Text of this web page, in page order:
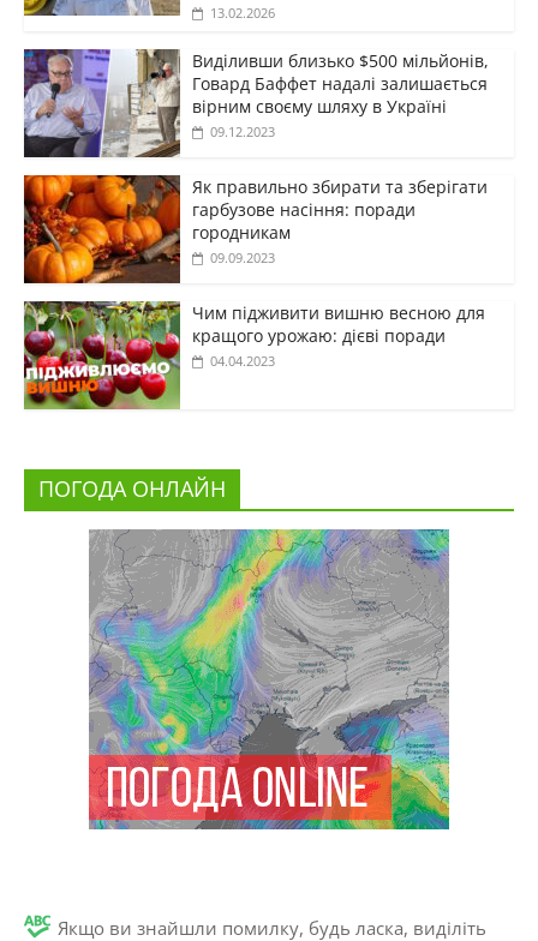
13.02.2026
Виділивши близько $500 мільйонів,
Говард Баффет надалі залишається
вірним своєму шляху в Україні
09.12.2023
Як правильно збирати та зберігати
гарбузове насіння: поради
городникам
09.09.2023
Чим підживити вишню весною для
кращого урожаю: дієві поради
04.04.2023
ПОГОДА ОНЛАЙН
Якщо ви знайшли помилку, будь ласка, виділіть